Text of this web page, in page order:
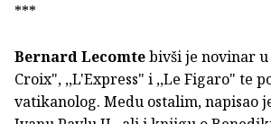
***
Bernard Lecomtebivši je novinar
Croix", ,,L'Express" i ,,Le Figaro" te
vatikanolog. Medu ostalim, napisao